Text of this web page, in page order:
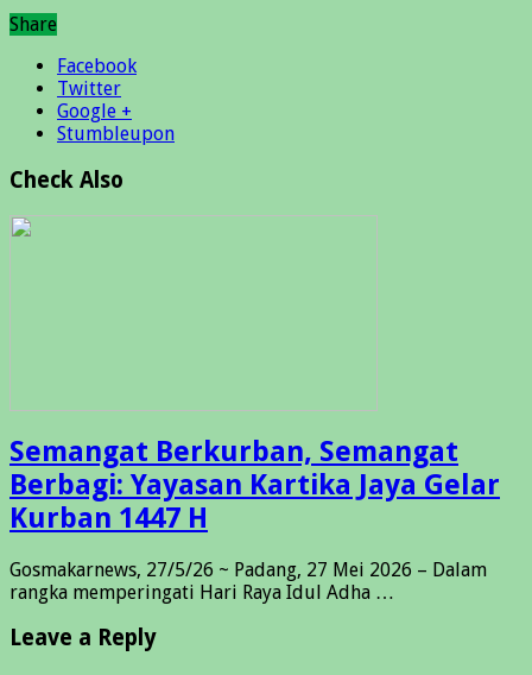
Share
Facebook
Twitter
Google +
Stumbleupon
Check Also
Semangat Berkurban, Semangat
Berbagi: Yayasan Kartika Jaya Gelar
Kurban 1447 H
Gosmakarnews, 27/5/26 ~ Padang, 27 Mei 2026 – Dalam
rangka memperingati Hari Raya Idul Adha …
Leave a Reply